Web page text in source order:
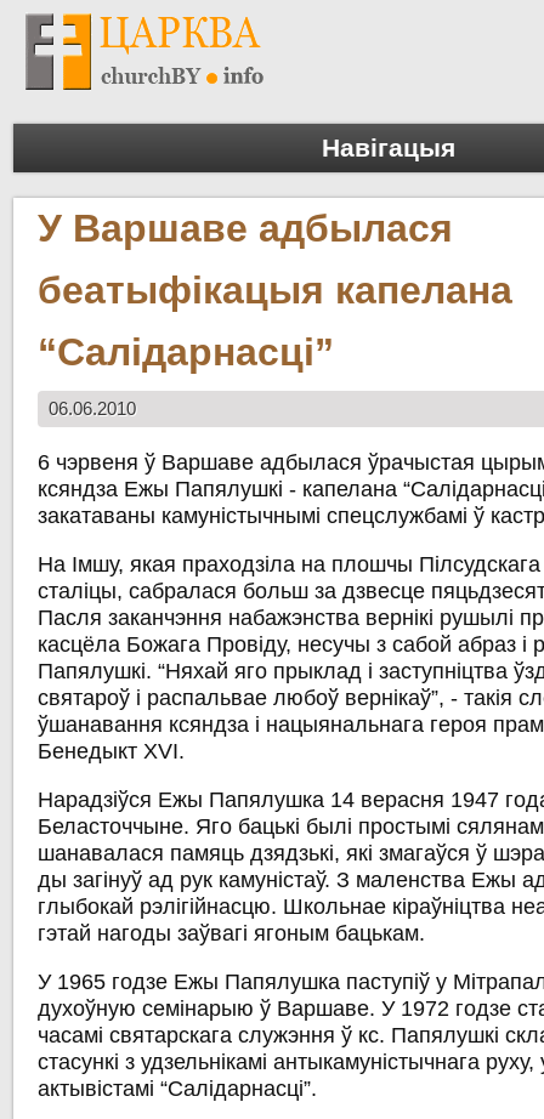
Навігацыя
У Варшаве адбылася
беатыфікацыя капелана
“Салідарнасці”
06.06.2010
6 чэрвеня ў Варшаве адбылася ўрачыстая
ксяндза Ежы Папялушкі - капелана
закатаваны камуністычнымі спецслужбамі ў
На Імшу, якая праходзіла на плошчы
сталіцы, сабралася больш за дзвесце
Пасля заканчэння набажэнства вернікі рушылі
касцёла Божага Провіду, несучы з сабой абраз і
Папялушкі. “Няхай яго прыклад і заступніцтва
святароў і распальвае любоў вернікаў”, - такія
ўшанавання ксяндза і нацыянальнага героя
Бенедыкт XVI.
Нарадзіўся Ежы Папялушка 14 верасня 1947
Беласточчыне. Яго бацькі былі простымі
шанавалася памяць дзядзькі, які змагаўся ў
ды загінуў ад рук камуністаў. З маленства Ежы
глыбокай рэлігійнасцю. Школьнае кіраўніцтва
гэтай нагоды заўвагі ягоным бацькам.
У 1965 годзе Ежы Папялушка паступіў у
духоўную семінарыю ў Варшаве. У 1972 годзе
часамі святарскага служэння ў кс. Папялушкі
стасункі з удзельнікамі антыкамуністычнага
актывістамі “Салідарнасці”.